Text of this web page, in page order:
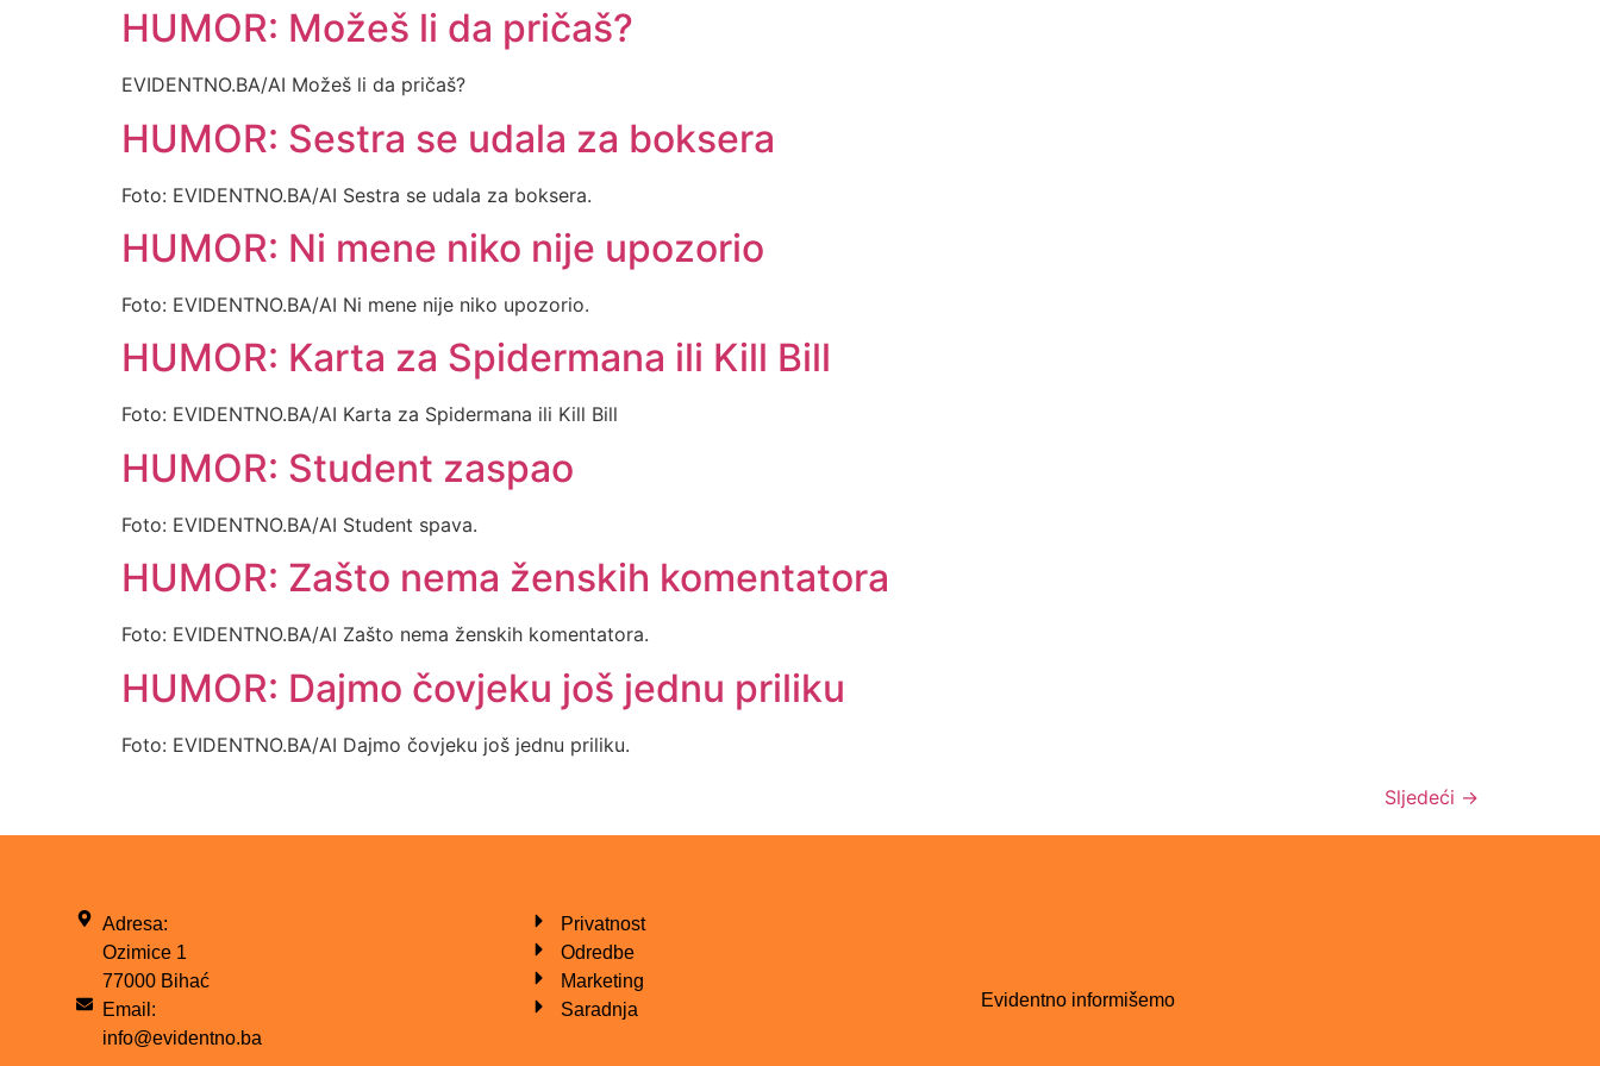
HUMOR: Možeš li da pričaš?
EVIDENTNO.BA/AI Možeš li da pričaš?
HUMOR: Sestra se udala za boksera
Foto: EVIDENTNO.BA/AI Sestra se udala za boksera.
HUMOR: Ni mene niko nije upozorio
Foto: EVIDENTNO.BA/AI Ni mene nije niko upozorio.
HUMOR: Karta za Spidermana ili Kill Bill
Foto: EVIDENTNO.BA/AI Karta za Spidermana ili Kill Bill
HUMOR: Student zaspao
Foto: EVIDENTNO.BA/AI Student spava.
HUMOR: Zašto nema ženskih komentatora
Foto: EVIDENTNO.BA/AI Zašto nema ženskih komentatora.
HUMOR: Dajmo čovjeku još jednu priliku
Foto: EVIDENTNO.BA/AI Dajmo čovjeku još jednu priliku.
Sljedeći →
Adresa:
Ozimice 1
77000 Bihać
Email:
info@evidentno.ba
Privatnost
Odredbe
Marketing
Saradnja
Evidentno informišemo